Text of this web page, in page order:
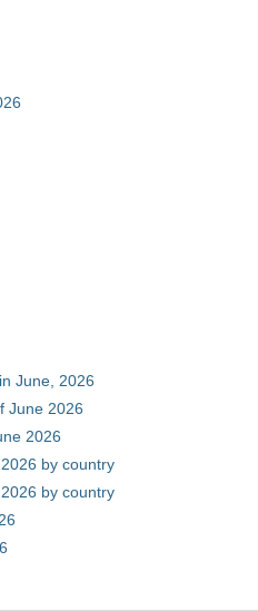
June, 2026
June 2026
2026
by country
by country